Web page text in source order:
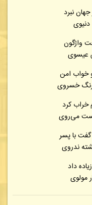
نبرد
دنیوی
واژگون
عیسوی
خواب امن
خسروی
خراب کرد
می‌روی
با پسر
ندروی
داد
مولوی